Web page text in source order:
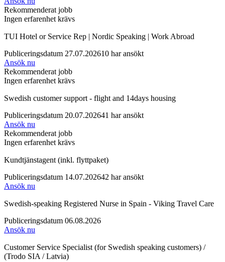
Rekommenderat jobb
Ingen erfarenhet krävs
TUI Hotel or Service Rep | Nordic Speaking | Work Abroad
Publiceringsdatum 27.07.202610 har ansökt
Ansök nu
Rekommenderat jobb
Ingen erfarenhet krävs
Swedish customer support - flight and 14days housing
Publiceringsdatum 20.07.202641 har ansökt
Ansök nu
Rekommenderat jobb
Ingen erfarenhet krävs
Kundtjänstagent (inkl. flyttpaket)
Publiceringsdatum 14.07.202642 har ansökt
Ansök nu
Swedish-speaking Registered Nurse in Spain - Viking Travel Care
Publiceringsdatum 06.08.2026
Ansök nu
Customer Service Specialist (for Swedish speaking customers) /
(Trodo SIA / Latvia)